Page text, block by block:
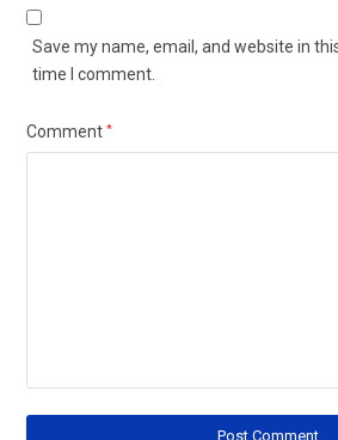
Save my name, email, and website in
time I comment.
Comment*